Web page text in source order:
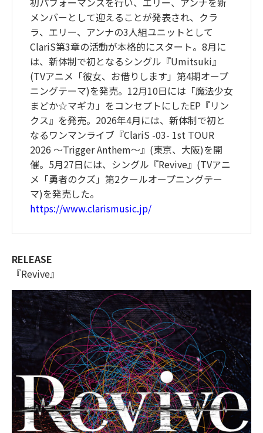
メンバーとして迎えることが発表され、クラ
ラ、エリー、アンナの3人組ユニットとして
ClariS第3章の活動が本格的にスタート。8月に
は、新体制で初となるシングル『Umitsuki』
(TVアニメ「彼女、お借りします」第4期オープ
ニングテーマ)を発売。12月10日には「魔法少女
まどか☆マギカ」をコンセプトにしたEP『リン
クス』を発売。2026年4月には、新体制で初と
なるワンマンライブ『ClariS -03- 1st TOUR
2026 ～Trigger Anthem～』(東京、大阪)を開
催。5月27日には、シングル『Revive』(TVアニ
メ「勇者のクズ」第2クールオープニングテー
マ)を発売した。
https://www.clarismusic.jp/
RELEASE
『Revive』